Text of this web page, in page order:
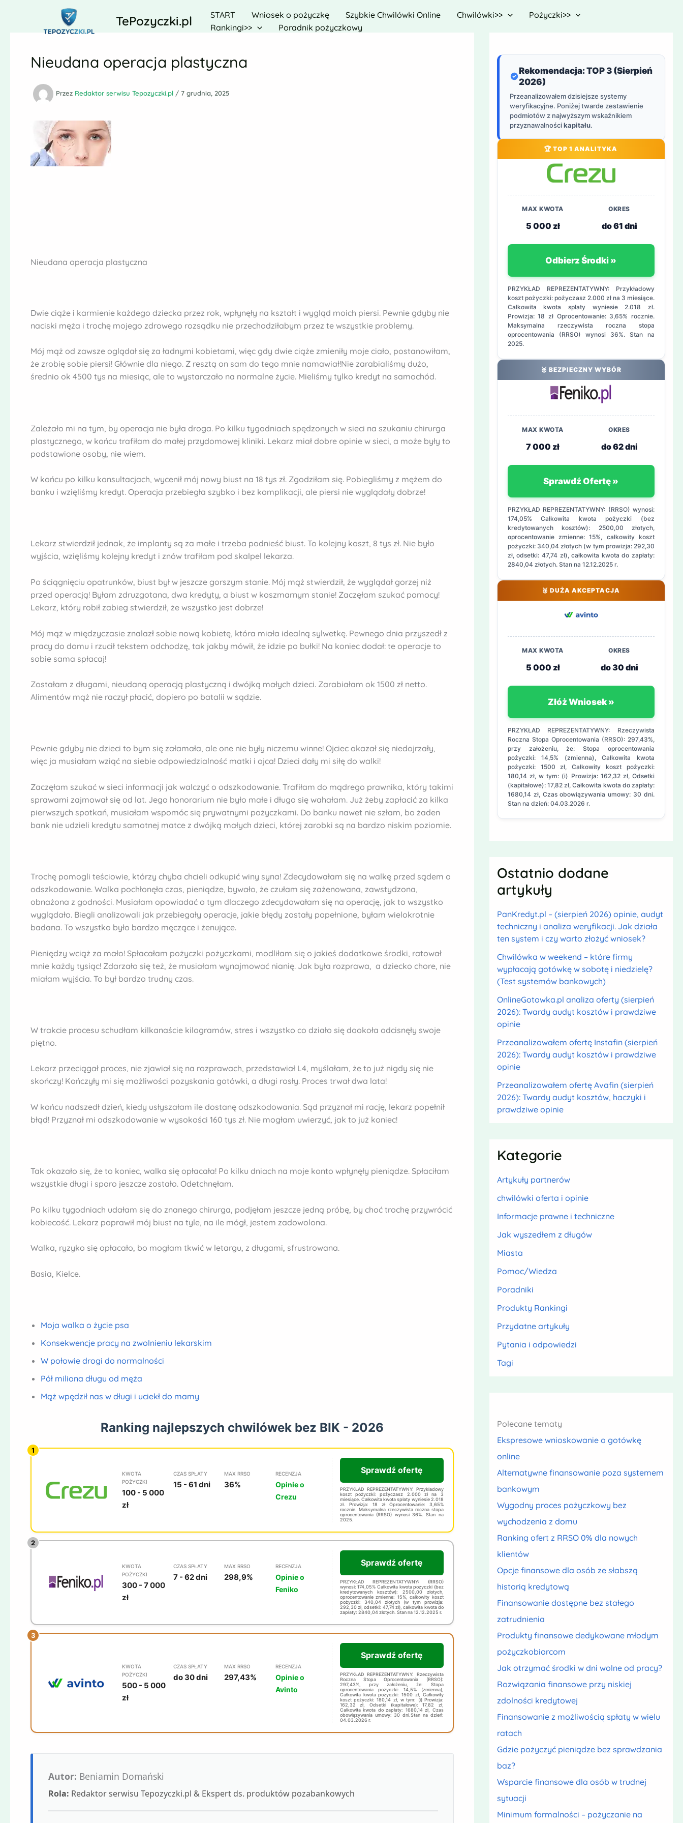
TePozyczki.pl START Wniosek o pożyczkę Szybkie Chwilówki Online Chwilówki>>
Pożyczki>>
Rankingi>>
Poradnik pożyczkowy
Nieudana operacja plastyczna
Przez Redaktor serwisu Tepozyczki.pl / 7 grudnia, 2025
Nieudana operacja plastyczna
Dwie ciąże i karmienie każdego dziecka przez rok, wpłynęły na kształt i wygląd moich piersi. Pewnie gdyby nie
naciski męża i trochę mojego zdrowego rozsądku nie przechodziłabym przez te wszystkie problemy.
Mój mąż od zawsze oglądał się za ładnymi kobietami, więc gdy dwie ciąże zmieniły moje ciało, postanowiłam,
że zrobię sobie piersi! Głównie dla niego. Z resztą on sam do tego mnie namawiał!Nie zarabialiśmy dużo,
średnio ok 4500 tys na miesiąc, ale to wystarczało na normalne życie. Mieliśmy tylko kredyt na samochód.
Zależało mi na tym, by operacja nie była droga. Po kilku tygodniach spędzonych w sieci na szukaniu chirurga
plastycznego, w końcu trafiłam do małej przydomowej kliniki. Lekarz miał dobre opinie w sieci, a może były to
podstawione osoby, nie wiem.
W końcu po kilku konsultacjach, wycenił mój nowy biust na 18 tys zł. Zgodziłam się. Pobiegliśmy z mężem do
banku i wzięliśmy kredyt. Operacja przebiegła szybko i bez komplikacji, ale piersi nie wyglądały dobrze!
Lekarz stwierdził jednak, że implanty są za małe i trzeba podnieść biust. To kolejny koszt, 8 tys zł. Nie było
wyjścia, wzięliśmy kolejny kredyt i znów trafiłam pod skalpel lekarza.
Po ściągnięciu opatrunków, biust był w jeszcze gorszym stanie. Mój mąż stwierdził, że wyglądał gorzej niż
przed operacją! Byłam zdruzgotana, dwa kredyty, a biust w koszmarnym stanie! Zaczęłam szukać pomocy!
Lekarz, który robił zabieg stwierdził, że wszystko jest dobrze!
Mój mąż w międzyczasie znalazł sobie nową kobietę, która miała idealną sylwetkę. Pewnego dnia przyszedł z
pracy do domu i rzucił tekstem odchodzę, tak jakby mówił, że idzie po bułki! Na koniec dodał: te operacje to
sobie sama spłacaj!
Zostałam z długami, nieudaną operacją plastyczną i dwójką małych dzieci. Zarabiałam ok 1500 zł netto.
Alimentów mąż nie raczył płacić, dopiero po batalii w sądzie.
Pewnie gdyby nie dzieci to bym się załamała, ale one nie były niczemu winne! Ojciec okazał się niedojrzały,
więc ja musiałam wziąć na siebie odpowiedzialność matki i ojca! Dzieci dały mi siłę do walki!
Zaczęłam szukać w sieci informacji jak walczyć o odszkodowanie. Trafiłam do mądrego prawnika, który takimi
sprawami zajmował się od lat. Jego honorarium nie było małe i długo się wahałam. Już żeby zapłacić za kilka
pierwszych spotkań, musiałam wspomóc się prywatnymi pożyczkami. Do banku nawet nie szłam, bo żaden
bank nie udzieli kredytu samotnej matce z dwójką małych dzieci, której zarobki są na bardzo niskim poziomie.
Trochę pomogli teściowie, którzy chyba chcieli odkupić winy syna! Zdecydowałam się na walkę przed sądem o
odszkodowanie. Walka pochłonęła czas, pieniądze, bywało, że czułam się zażenowana, zawstydzona,
obnażona z godności. Musiałam opowiadać o tym dlaczego zdecydowałam się na operację, jak to wszystko
wyglądało. Biegli analizowali jak przebiegały operacje, jakie błędy zostały popełnione, byłam wielokrotnie
badana. To wszystko było bardzo męczące i żenujące.
Pieniędzy wciąż za mało! Spłacałam pożyczki pożyczkami, modliłam się o jakieś dodatkowe środki, ratował
mnie każdy tysiąc! Zdarzało się też, że musiałam wynajmować nianię. Jak była rozprawa, a dziecko chore, nie
miałam wyjścia. To był bardzo trudny czas.
W trakcie procesu schudłam kilkanaście kilogramów, stres i wszystko co działo się dookoła odcisnęły swoje
piętno.
Lekarz przeciągał proces, nie zjawiał się na rozprawach, przedstawiał L4, myślałam, że to już nigdy się nie
skończy! Kończyły mi się możliwości pozyskania gotówki, a długi rosły. Proces trwał dwa lata!
W końcu nadszedł dzień, kiedy usłyszałam ile dostanę odszkodowania. Sąd przyznał mi rację, lekarz popełnił
błąd! Przyznał mi odszkodowanie w wysokości 160 tys zł. Nie mogłam uwierzyć, jak to już koniec!
Tak okazało się, że to koniec, walka się opłacała! Po kilku dniach na moje konto wpłynęły pieniądze. Spłaciłam
wszystkie długi i sporo jeszcze zostało. Odetchnęłam.
Po kilku tygodniach udałam się do znanego chirurga, podjęłam jeszcze jedną próbę, by choć trochę przywrócić
kobiecość. Lekarz poprawił mój biust na tyle, na ile mógł, jestem zadowolona.
Walka, ryzyko się opłacało, bo mogłam tkwić w letargu, z długami, sfrustrowana.
Basia, Kielce.
Moja walka o życie psa
Konsekwencje pracy na zwolnieniu lekarskim
W połowie drogi do normalności
Pół miliona długu od męża
Mąż wpędził nas w długi i uciekł do mamy
Ranking najlepszych chwilówek bez BIK - 2026
KWOTA
POŻYCZKI
100 - 5 000
zł
CZAS SPŁATY
15 - 61 dni
MAX RRSO
36%
RECENZJA
Opinie o
Crezu
Sprawdź ofertę
PRZYKŁAD REPREZENTATYWNY: Przykładowy
koszt pożyczki: pożyczasz 2.000 zł na 3
miesiące. Całkowita kwota spłaty wyniesie 2.018
zł. Prowizja: 18 zł Oprocentowanie: 3,65%
rocznie. Maksymalna rzeczywista roczna stopa
oprocentowania (RRSO) wynosi 36%. Stan na
2025.
KWOTA
POŻYCZKI
300 - 7 000
zł
CZAS SPŁATY
7 - 62 dni
MAX RRSO
298,9%
RECENZJA
Opinie o
Feniko
Sprawdź ofertę
PRZYKŁAD REPREZENTATYWNY: (RRSO)
wynosi: 174,05% Całkowita kwota pożyczki (bez
kredytowanych kosztów): 2500,00 złotych,
oprocentowanie zmienne: 15%, całkowity koszt
pożyczki: 340,04 złotych (w tym prowizja:
292,30 zł, odsetki: 47,74 zł), całkowita kwota do
zapłaty: 2840,04 złotych. Stan na 12.12.2025 r.
KWOTA
POŻYCZKI
500 - 5 000
zł
CZAS SPŁATY
do 30 dni
MAX RRSO
297,43%
RECENZJA
Opinie o
Avinto
Sprawdź ofertę
PRZYKŁAD REPREZENTATYWNY: Rzeczywista
Roczna Stopa Oprocentowania (RRSO):
297,43%, przy założeniu, że: Stopa
oprocentowania pożyczki: 14,5% (zmienna),
Całkowita kwota pożyczki: 1500 zł, Całkowity
koszt pożyczki: 180,14 zł, w tym: (i) Prowizja:
162,32 zł, Odsetki (kapitałowe): 17,82 zł,
Całkowita kwota do zapłaty: 1680,14 zł, Czas
obowiązywania umowy: 30 dni.Stan na dzień:
04.03.2026 r.
Autor: Beniamin Domański
Rola: Redaktor serwisu Tepozyczki.pl & Ekspert ds. produktów pozabankowych
Rekomendacja: TOP 3 (Sierpień
2026)
Przeanalizowałem dzisiejsze systemy
weryfikacyjne. Poniżej twarde zestawienie
podmiotów z najwyższym wskaźnikiem
przyznawalnościkapitału.
🏆 TOP 1 ANALITYKA
MAX KWOTA
5 000 zł
OKRES
do 61 dni
Odbierz Środki »
PRZYKŁAD REPREZENTATYWNY: Przykładowy
koszt pożyczki: pożyczasz 2.000 zł na 3 miesiące.
Całkowita kwota spłaty wyniesie 2.018 zł.
Prowizja: 18 zł Oprocentowanie: 3,65% rocznie.
Maksymalna rzeczywista roczna stopa
oprocentowania (RRSO) wynosi 36%. Stan na
2025.
🥈 BEZPIECZNY WYBÓR
MAX KWOTA
7 000 zł
OKRES
do 62 dni
Sprawdź Ofertę »
PRZYKŁAD REPREZENTATYWNY: (RRSO) wynosi:
174,05% Całkowita kwota pożyczki (bez
kredytowanych kosztów): 2500,00 złotych,
oprocentowanie zmienne: 15%, całkowity koszt
pożyczki: 340,04 złotych (w tym prowizja: 292,30
zł, odsetki: 47,74 zł), całkowita kwota do zapłaty:
2840,04 złotych. Stan na 12.12.2025 r.
🥉 DUŻA AKCEPTACJA
MAX KWOTA
5 000 zł
OKRES
do 30 dni
Złóż Wniosek »
PRZYKŁAD REPREZENTATYWNY: Rzeczywista
Roczna Stopa Oprocentowania (RRSO): 297,43%,
przy założeniu, że: Stopa oprocentowania
pożyczki: 14,5% (zmienna), Całkowita kwota
pożyczki: 1500 zł, Całkowity koszt pożyczki:
180,14 zł, w tym: (i) Prowizja: 162,32 zł, Odsetki
(kapitałowe): 17,82 zł, Całkowita kwota do zapłaty:
1680,14 zł, Czas obowiązywania umowy: 30 dni.
Stan na dzień: 04.03.2026 r.
Ostatnio dodane
artykuły
PanKredyt.pl – (sierpień 2026) opinie, audyt
techniczny i analiza weryfikacji. Jak działa
ten system i czy warto złożyć wniosek?
Chwilówka w weekend – które firmy
wypłacają gotówkę w sobotę i niedzielę?
(Test systemów bankowych)
OnlineGotowka.pl analiza oferty (sierpień
2026): Twardy audyt kosztów i prawdziwe
opinie
Przeanalizowałem ofertę Instafin (sierpień
2026): Twardy audyt kosztów i prawdziwe
opinie
Przeanalizowałem ofertę Avafin (sierpień
2026): Twardy audyt kosztów, haczyki i
prawdziwe opinie
Kategorie
Artykuły partnerów
chwilówki oferta i opinie
Informacje prawne i techniczne
Jak wyszedłem z długów
Miasta
Pomoc/Wiedza
Poradniki
Produkty Rankingi
Przydatne artykuły
Pytania i odpowiedzi
Tagi
Polecane tematy
Ekspresowe wnioskowanie o gotówkę
online
Alternatywne finansowanie poza systemem
bankowym
Wygodny proces pożyczkowy bez
wychodzenia z domu
Ranking ofert z RRSO 0% dla nowych
klientów
Opcje finansowe dla osób ze słabszą
historią kredytową
Finansowanie dostępne bez stałego
zatrudnienia
Produkty finansowe dedykowane młodym
pożyczkobiorcom
Jak otrzymać środki w dni wolne od pracy?
Rozwiązania finansowe przy niskiej
zdolności kredytowej
Finansowanie z możliwością spłaty w wielu
ratach
Gdzie pożyczyć pieniądze bez sprawdzania
baz?
Wsparcie finansowe dla osób w trudnej
sytuacji
Minimum formalności – pożyczanie na